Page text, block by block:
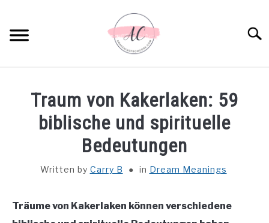
content
SPIRITUAL MEANINGS
DREAM MEANINGS
ASTROLOGY
Traum von Kakerlaken: 59
biblische und spirituelle
Bedeutungen
Written by Carry B in Dream Meanings
Träume von Kakerlaken können verschiedene